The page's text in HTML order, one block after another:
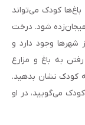
کودک می‌تواند
شود. درخت
شهرها وجود دارد و
به باغ و مزارع
کودک نشان بدهید.
می‌گویید، در او